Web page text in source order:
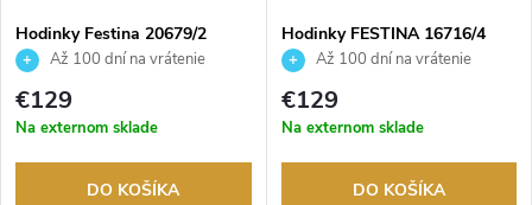
Hodinky Festina 20679/2
Až 100 dní na vrátenie
tovaru. Autorizovaný predajca.
€129
Na externom sklade
DO KOŠÍKA
Hodinky FESTINA 16716/4
Až 100 dní na vrátenie
tovaru. Autorizovaný predajca.
€129
Na externom sklade
DO KOŠÍKA